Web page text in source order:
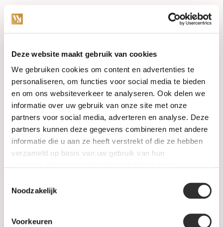
Deze website maakt gebruik van cookies
We gebruiken cookies om content en advertenties te
personaliseren, om functies voor social media te bieden
en om ons websiteverkeer te analyseren. Ook delen we
informatie over uw gebruik van onze site met onze
partners voor social media, adverteren en analyse. Deze
partners kunnen deze gegevens combineren met andere
informatie die u aan ze heeft verstrekt of die ze hebben
verzameld op basis van uw gebruik van hun
Noodzakelijk
Voorkeuren
PRE-OWNED
Luxury Accessories
Maatwerk
Gents Jewelry
SALE
Information